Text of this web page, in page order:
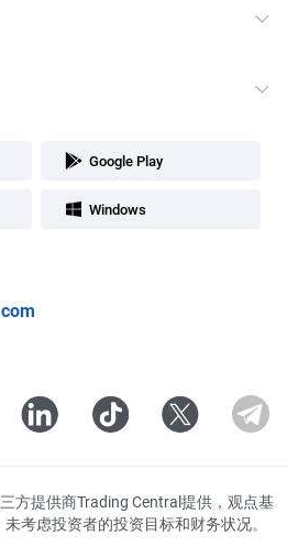
Google Play
Windows
方提供商Trading Central提供，观点基
考虑投资者的投资目标和财务状况。